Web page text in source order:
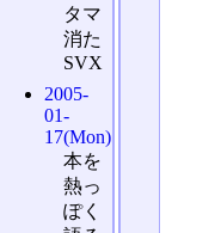
タマ
消た
SVX
2005-
01-
17(Mon)
本を
熱っ
ぽく